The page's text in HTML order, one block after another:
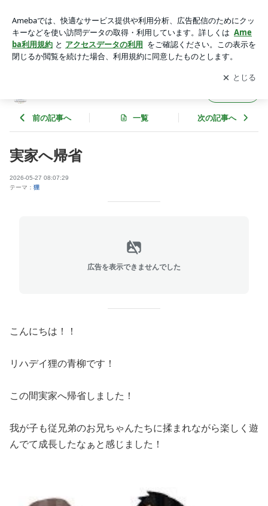
アプリをダウンロードして ブログの更新通知
を受け取りまし
ょう。
開く
前の記事へ 一覧 次の記事へ
実家へ帰省
2026-05-27 08:07:29
テーマ： 狸
広告を表示できませんでした
こんにちは！！
リハデイ狸の青柳です！
この間実家へ帰省しました！
我が子も従兄弟のお兄ちゃんたちに揉まれながら楽しく遊
んでて成長したなぁと感じました！